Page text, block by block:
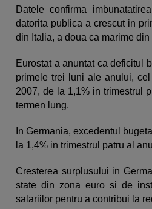
Datele confirma
datorita publica a crescut in
din Italia, a doua ca marime
Eurostat a anuntat ca deficitul
primele trei luni ale anului,
2007, de la 1,1% in trimestrul
termen lung.
In Germania, excedentul
la 1,4% in trimestrul patru al
Cresterea surplusului in
state din zona euro si de
salariilor pentru a contribui la